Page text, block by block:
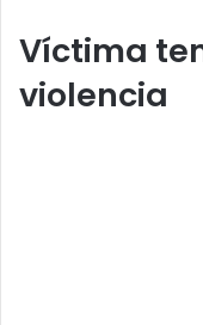
Víctima
violencia